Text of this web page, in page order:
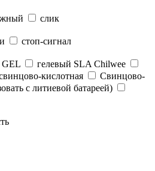
слик
стоп-сигнал
GEL
гелевый SLA Chilwee
кислотная
Свинцово-
с литиевой батареей)